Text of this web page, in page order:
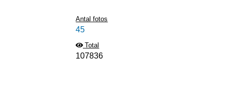
Antal fotos
45
Total
107836